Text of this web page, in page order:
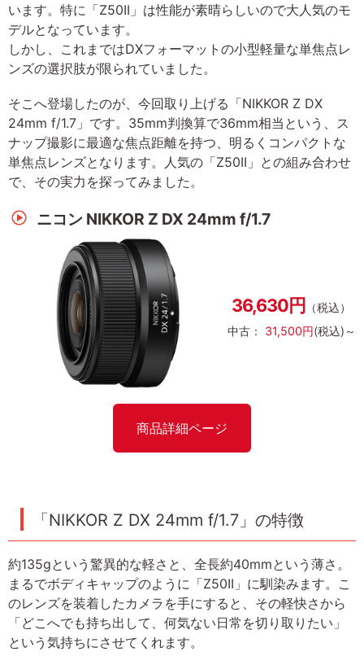
います。特に「Z50II」は性能が素晴らしいので大人気のモ
デルとなっています。
しかし、これまではDXフォーマットの小型軽量な単焦点レ
ンズの選択肢が限られていました。
そこへ登場したのが、今回取り上げる「NIKKOR Z DX
24mm f/1.7」です。35mm判換算で36mm相当という、ス
ナップ撮影に最適な焦点距離を持つ、明るくコンパクトな
単焦点レンズとなります。人気の「Z50II」との組み合わせ
で、その実力を探ってみました。
ニコン NIKKOR Z DX 24mm f/1.7
36,630円 （税込）
中古： 31,500円(税込)～
商品詳細ページ
「NIKKOR Z DX 24mm f/1.7」の特徴
約135gという驚異的な軽さと、全長約40mmという薄さ。
まるでボディキャップのように「Z50II」に馴染みます。こ
のレンズを装着したカメラを手にすると、その軽快さから
「どこへでも持ち出して、何気ない日常を切り取りたい」
という気持ちにさせてくれます。